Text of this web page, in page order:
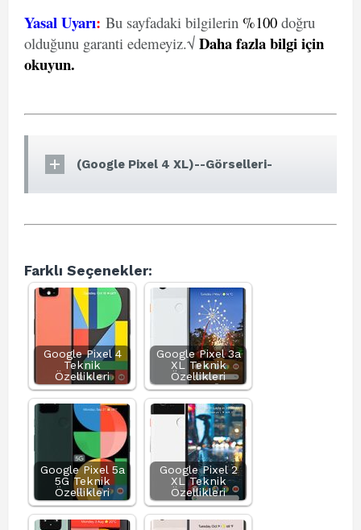
Yasal Uyarı: Bu sayfadaki bilgilerin %100 doğru
olduğunu garanti edemeyiz.√ Daha fazla bilgi için
okuyun.
(Google Pixel 4 XL)--Görselleri-
Farklı Seçenekler:
Google Pixel 4
Teknik
Özellikleri
Google Pixel 3a
XL Teknik
Özellikleri
Google Pixel 5a
5G Teknik
Özellikleri
Google Pixel 2
XL Teknik
Özellikleri